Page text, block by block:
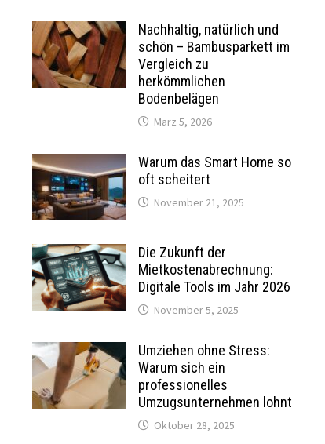
Nachhaltig, natürlich und
schön – Bambusparkett im
Vergleich zu
herkömmlichen
Bodenbelägen
März 5, 2026
Warum das Smart Home so
oft scheitert
November 21, 2025
Die Zukunft der
Mietkostenabrechnung:
Digitale Tools im Jahr 2026
November 5, 2025
Umziehen ohne Stress:
Warum sich ein
professionelles
Umzugsunternehmen lohnt
Oktober 28, 2025